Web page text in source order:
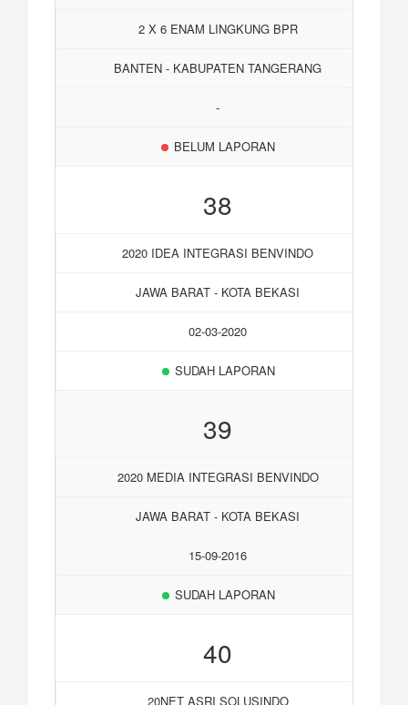
2 X 6 ENAM LINGKUNG BPR
BANTEN - KABUPATEN TANGERANG
-
BELUM LAPORAN
38
2020 IDEA INTEGRASI BENVINDO
JAWA BARAT - KOTA BEKASI
02-03-2020
SUDAH LAPORAN
39
2020 MEDIA INTEGRASI BENVINDO
JAWA BARAT - KOTA BEKASI
15-09-2016
SUDAH LAPORAN
40
20NET ASRI SOLUSINDO